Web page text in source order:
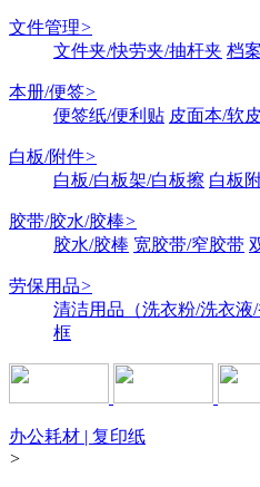
文件管理>
文件夹/快劳夹/抽杆夹 档
本册/便签>
便签纸/便利贴 皮面本/软
白板/附件>
白板/白板架/白板擦 白板
胶带/胶水/胶棒>
胶水/胶棒 宽胶带/窄胶带
劳保用品>
清洁用品（洗衣粉/洗衣液
框
办公耗材 | 复印纸
>